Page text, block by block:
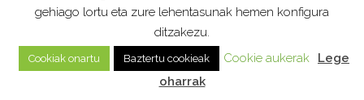
gehiago lortu eta zure lehentasunak hemen konfigura
ditzakezu.
Cookiak onartu Baztertu cookieak Cookie aukerak
Lege
oharrak